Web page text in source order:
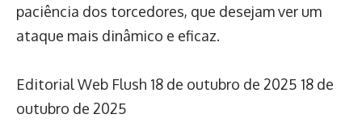
paciência dos torcedores, que desejam ver um
ataque mais dinâmico e eficaz.
Editorial Web Flush 18 de outubro de 2025 18 de
outubro de 2025